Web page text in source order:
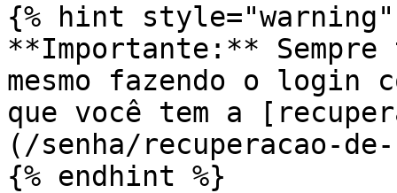
{% hint style="warning"
**Importante:** Sempre
mesmo fazendo o login
que você tem a
(/senha/recuperacao-de-
{% endhint %}